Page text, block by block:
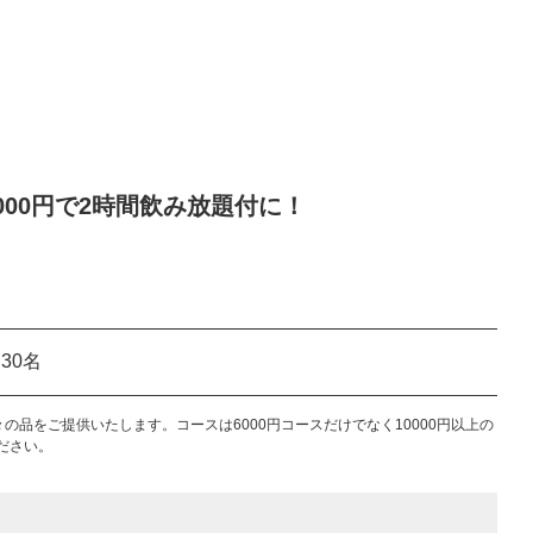
円で2時間飲み放題付に！
30名
品をご提供いたします。コースは6000円コースだけでなく10000円以上の
い。